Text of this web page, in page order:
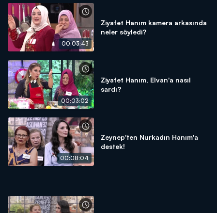
00:03:43
Ziyafet Hanım kamera arkasında
neler söyledi?
00:03:02
Ziyafet Hanım, Elvan'a nasıl
sardı?
00:08:04
Zeynep'ten Nurkadın Hanım'a
destek!